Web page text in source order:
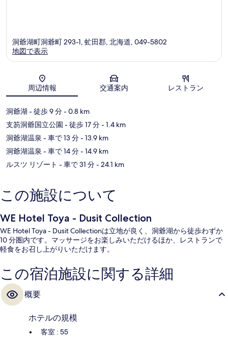
地図
洞爺湖町洞爺町 293-1, 虻田郡, 北海道, 049-5802
地図で表示
周辺情報 交通案内 レストラン
洞爺湖 - 徒歩 9 分- 0.8 km
支笏洞爺国立公園 - 徒歩 17 分- 1.4 km
洞爺湖温泉 - 車で 13 分- 13.9 km
洞爺湖温泉 - 車で 14 分- 14.9 km
ルスツ リゾート - 車で 31 分- 24.1 km
この施設について
WE Hotel Toya - Dusit Collection
WE Hotel Toya - Dusit Collectionは立地が良く、洞爺湖から徒歩わずか
10 分圏内です。マッサージをお楽しみいただけるほか、レストランで
軽食をお召し上がりいただけます。
この宿泊施設に関する詳細
概要
ホテルの規模
客室 : 55